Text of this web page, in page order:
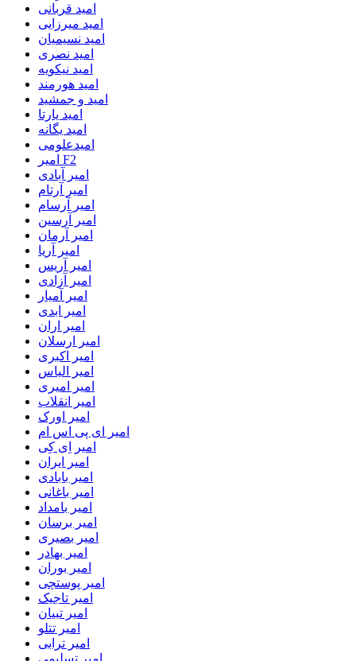
امید قربانی
امید میرزایی
امید نسیمیان
امید نصری
امید نیکویه
امید هورمند
امید و جمشید
امید یارتا
امید یگانه
امیدعلومی
امیر F2
امیر آبادی
امیر آرتام
امیر آرسام
امیر آرسین
امیر آرمان
امیر آریا
امیر آریس
امیر آزادی
امیر آمیار
امیر ابدی
امیر اران
امیر ارسلان
امیر اکبری
امیر الیاس
امیر امیری
امیر انقلاب
امیر اورک
امیر ای پی اس ام
امیر اِی کِی
امیر ایران
امیر بابادی
امیر باغانی
امیر بامداد
امیر برسان
امیر بصیری
امیر بهادر
امیر بوران
امیر پوستچی
امیر تاجیک
امیر تبیان
امیر تتلو
امیر ترابی
امیر تسلیمی